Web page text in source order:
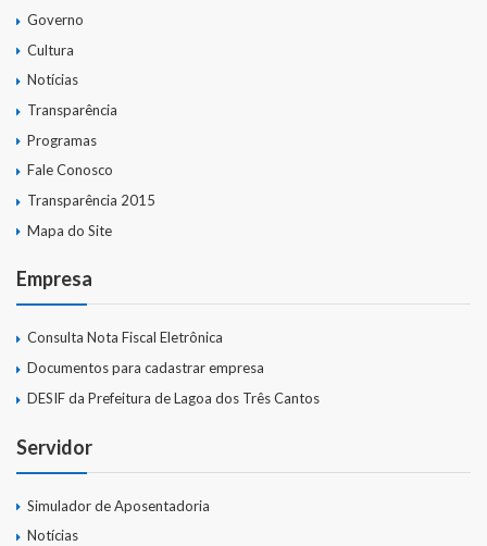
Governo
Cultura
Notícias
Transparência
Programas
Fale Conosco
Transparência 2015
Mapa do Site
Empresa
Consulta Nota Fiscal Eletrônica
Documentos para cadastrar empresa
DESIF da Prefeitura de Lagoa dos Três Cantos
Servidor
Simulador de Aposentadoria
Notícias